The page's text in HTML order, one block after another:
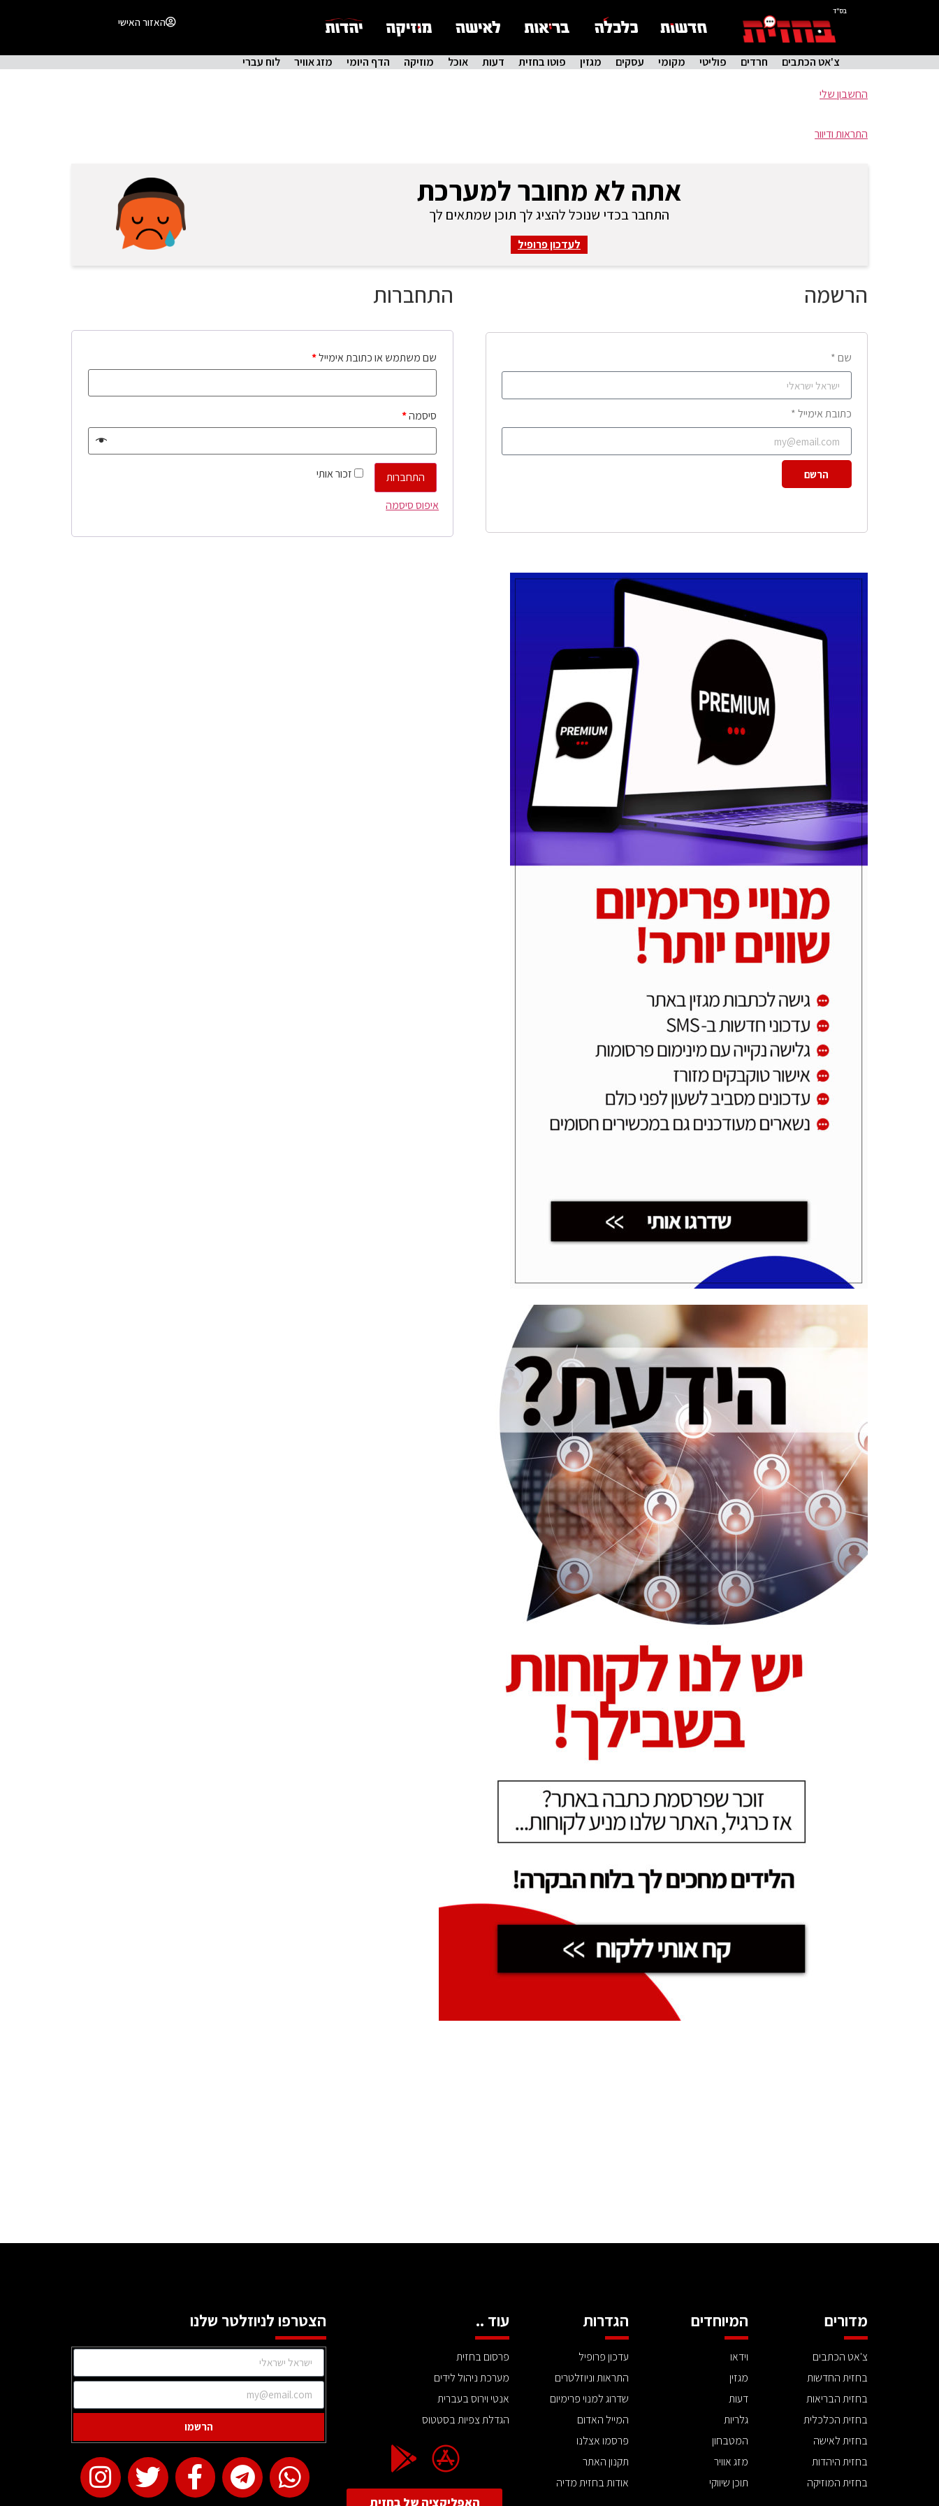
בס"ד
האזור האישי
צ'אט הכתבים חרדים פוליטי מקומי עסקים מגזין פוטו בחזית דעות אוכל מוזיקה הדף היומי מזג אוויר לוח עברי
החשבון שלי
התראות ודיוור
אתה לא מחובר למערכת
התחבר בכדי שנוכל להציג לך תוכן שמתאים לך
לעדכון פרופיל
התחברות
שם משתמש או כתובת אימייל*
סיסמה*
זכור אותי
התחברות
איפוס סיסמה
הרשמה
שם *
כתובת אימייל *
הרשם
מדורים
צ'אט הכתבים
בחזית החדשות
בחזית הבריאות
בחזית הכלכלית
בחזית לאישה
בחזית היהדות
בחזית המוזיקה
המיוחדים
וידאו
מגזין
דעות
גלריות
המטבחון
מזג אוויר
תוכן שיווקי
הגדרות
עדכון פרופיל
התראות וניוזלטרים
שדרוג למנוי פרימיום
המייל האדום
פרסמו אצלנו
תקנון האתר
אודות בחזית מדיה
עוד ..
פרסום בחזית
מערכת ניהול לידים
אנטי וירוס בעברית
הגדלת צפיות בסטטוס
האפליקציה של בחזית
הצטרפו לניוזלטר שלנו
הרשמו